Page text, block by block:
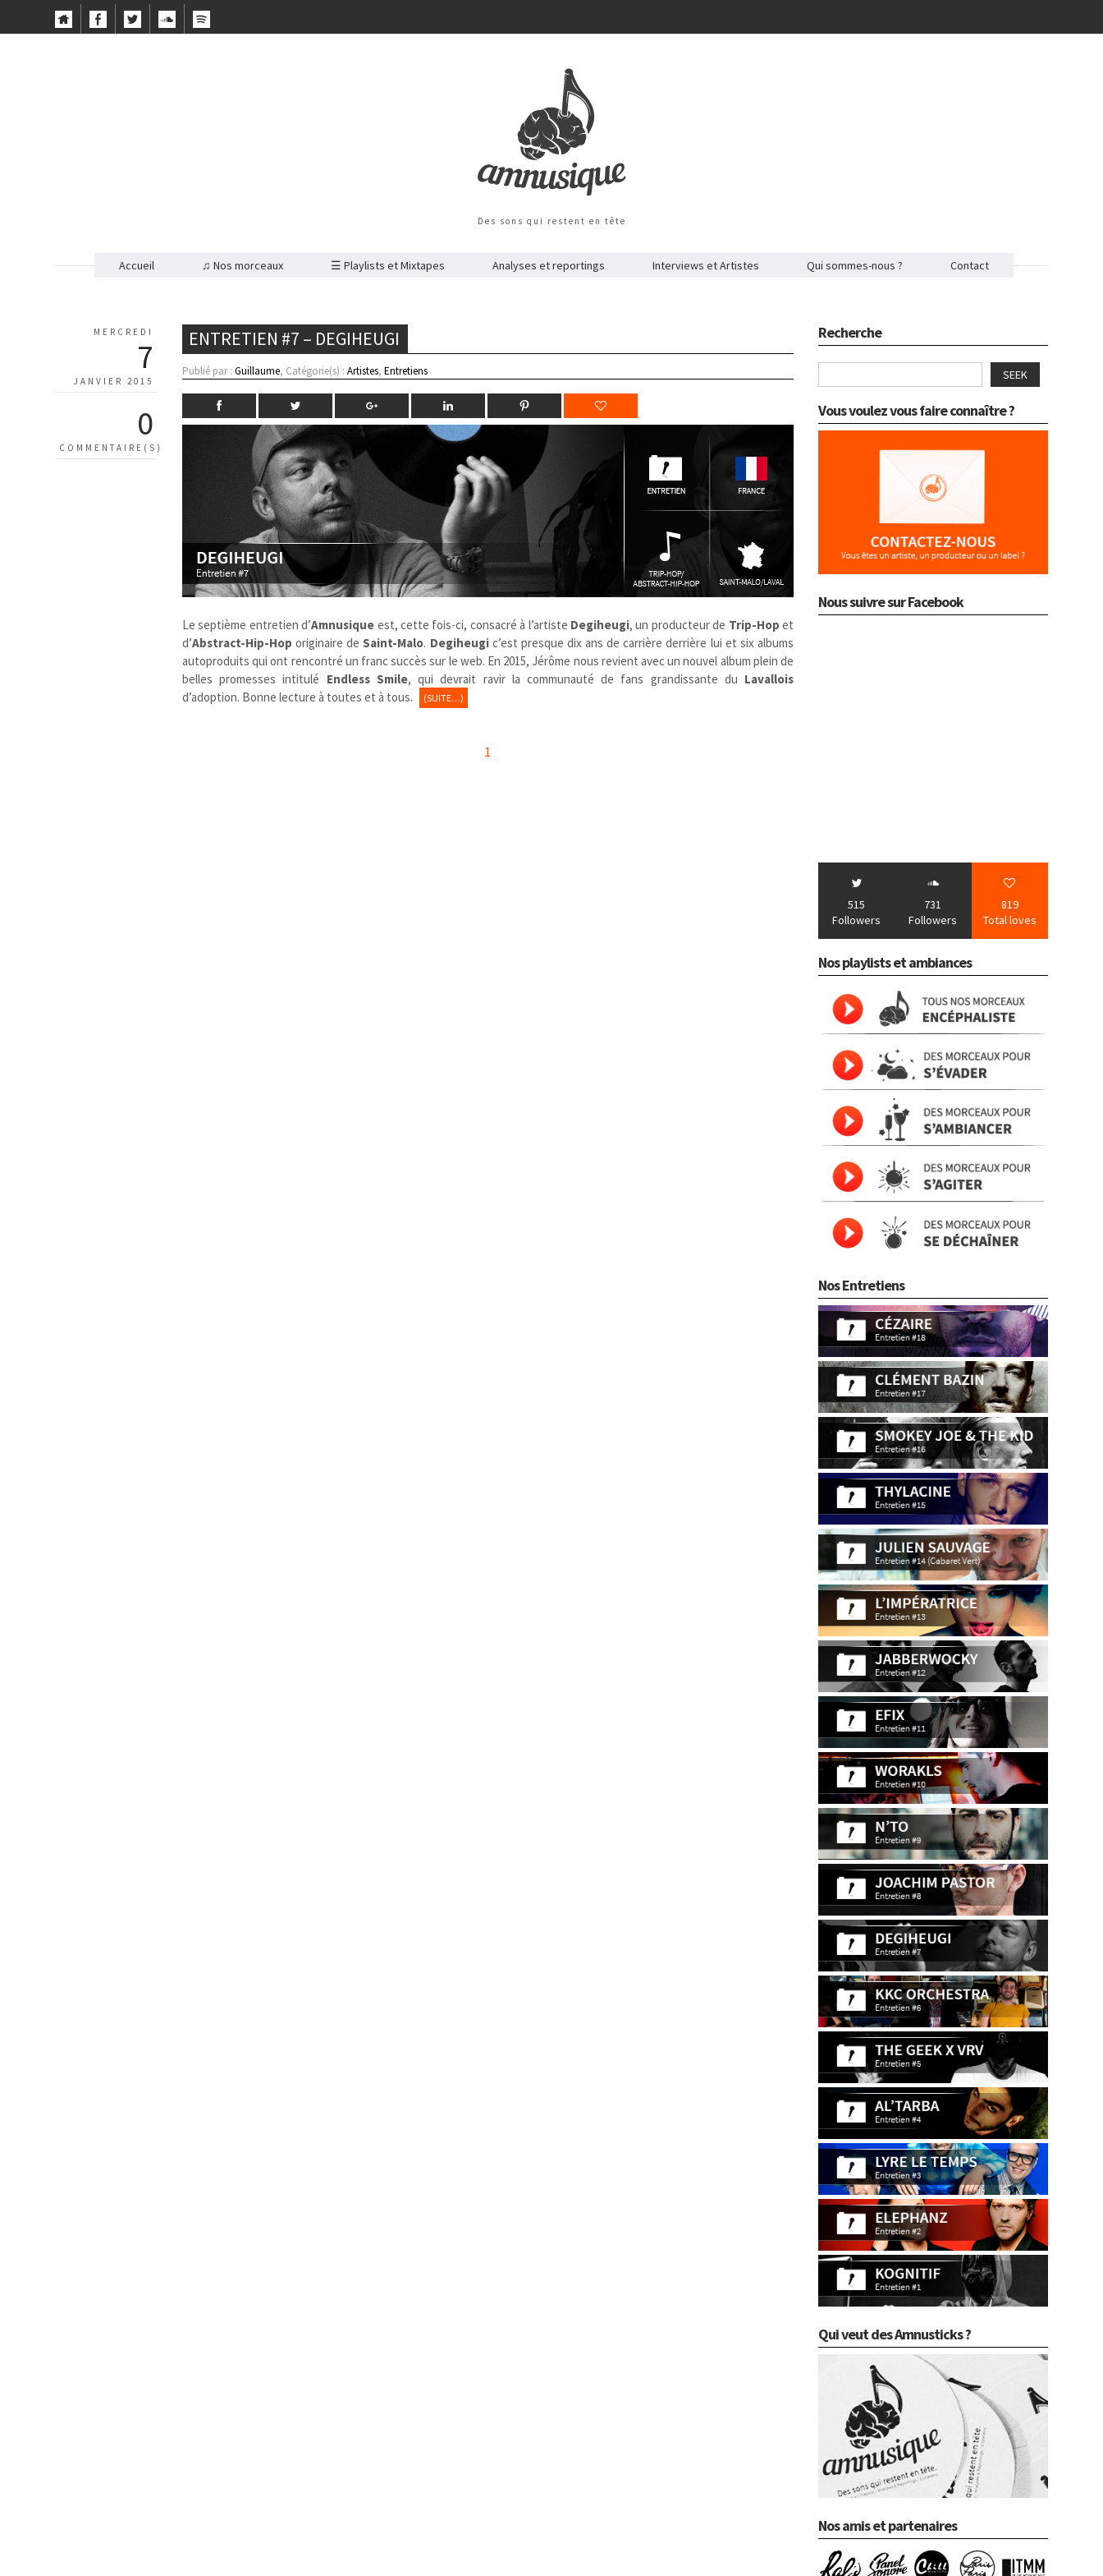
Des sons qui restent en tête
Accueil ♫ Nos morceaux ☰ Playlists et Mixtapes Analyses et reportings Interviews et Artistes Qui sommes-nous ? Contact
MERCREDI
7
JANVIER 2015
0
COMMENTAIRE(S)
ENTRETIEN #7 – DEGIHEUGI
Publié par :Guillaume, Catégorie(s) :Artistes,Entretiens
Le septième entretien d’Amnusique est, cette fois-ci, consacré à l’artiste Degiheugi, un producteur de Trip-Hop et
d’Abstract-Hip-Hop originaire deSaint-Malo. Degiheugic’est presque dix ans de carrière derrière lui et six albums
autoproduits qui ont rencontré un franc succès sur le web. En 2015, Jérôme nous revient avec un nouvel album plein de
belles promesses intitulé Endless Smile, qui devrait ravir la communauté de fans grandissante du Lavallois
d’adoption. Bonne lecture à toutes et à tous.
(SUITE…)
1
Recherche
SEEK
Vous voulez vous faire connaître ?
Nous suivre sur Facebook
515
Followers
731
Followers
819
Total loves
Nos playlists et ambiances
Nos Entretiens
Qui veut des Amnusticks ?
Nos amis et partenaires